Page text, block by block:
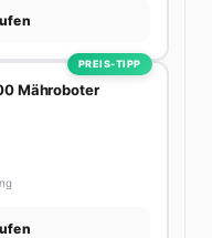
PREIS-TIPP
Mähroboter